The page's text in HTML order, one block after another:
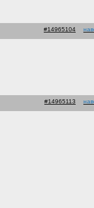
#14965104
#14965113